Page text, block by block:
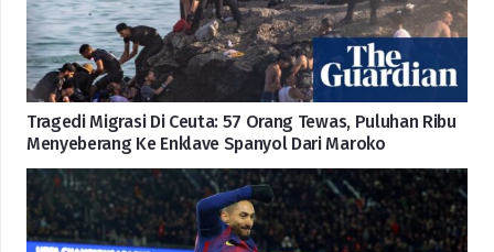
Tragedi Migrasi Di Ceuta: 57 Orang Tewas, Puluhan Ribu
Menyeberang Ke Enklave Spanyol Dari Maroko